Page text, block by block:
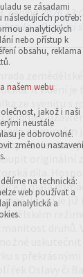
června 2026
v Oslavici
K vidění
ze syenitu s
na mírném
a
originální
díla.
a malá
která je
druhů.
možné
s
řek Oslavy či
případná
vyhodnocení
našem webu
se zásadami
potřeb:
analytických
nebo přístup k
obsahu, reklama
našem webu
jakož i naši
neustále
je dobrovolné.
změnou nastavení
na technická:
web používat a
analytická a